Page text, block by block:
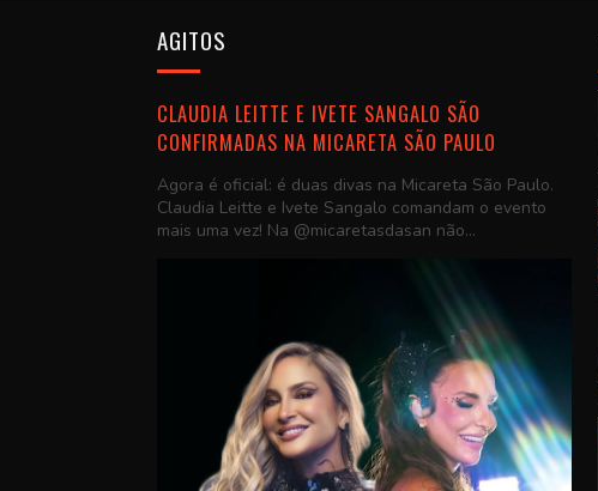
AGITOS
CLAUDIA LEITTE E IVETE SANGALO SÃO
CONFIRMADAS NA MICARETA SÃO PAULO
Agora é oficial: é duas divas na Micareta São Paulo.
Claudia Leitte e Ivete Sangalo comandam o evento
mais uma vez! Na @micaretasdasan não...